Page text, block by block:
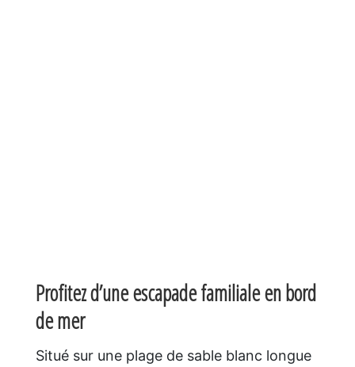
Profitez d’une escapade familiale en bord
de mer
Situé sur une plage de sable blanc longue